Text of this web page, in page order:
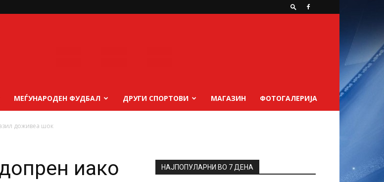
МЕЃУНАРОДЕН ФУДБАЛ ДРУГИ СПОРТОВИ МАГАЗИН ФОТОГАЛЕРИЈА
доживеа шок
иако
НАЈПОПУЛАРНИ ВО 7 ДЕНА